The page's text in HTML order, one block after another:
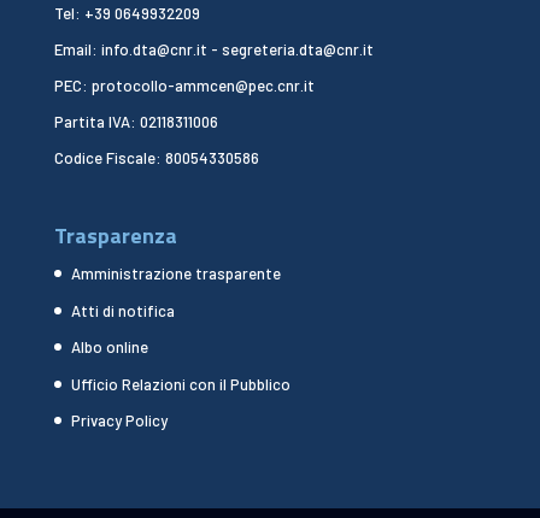
Tel: +39 0649932209
Email: info.dta@cnr.it - segreteria.dta@cnr.it
PEC: protocollo-ammcen@pec.cnr.it
Partita IVA: 02118311006
Codice Fiscale: 80054330586
Trasparenza
Amministrazione trasparente
Atti di notifica
Albo online
Ufficio Relazioni con il Pubblico
Privacy Policy